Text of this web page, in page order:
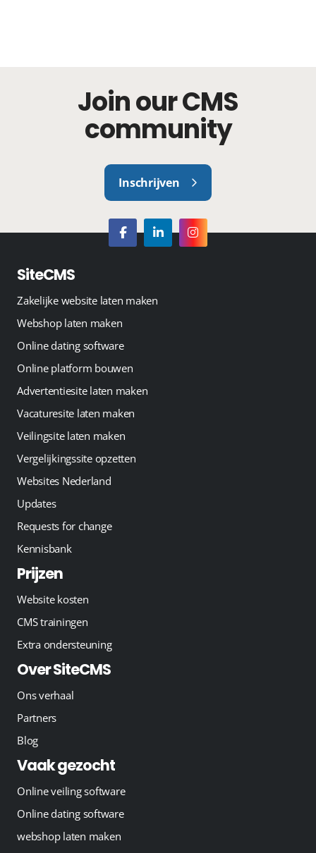
Join our CMS
community
Inschrijven
SiteCMS
Zakelijke website laten maken
Webshop laten maken
Online dating software
Online platform bouwen
Advertentiesite laten maken
Vacaturesite laten maken
Veilingsite laten maken
Vergelijkingssite opzetten
Websites Nederland
Updates
Requests for change
Kennisbank
Prijzen
Website kosten
CMS trainingen
Extra ondersteuning
Over SiteCMS
Ons verhaal
Partners
Blog
Vaak gezocht
Online veiling software
Online dating software
webshop laten maken